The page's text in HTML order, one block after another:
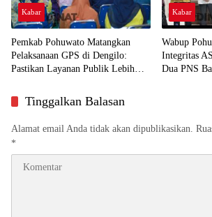
Kabar
Pemkab Pohuwato Matangkan
Pelaksanaan GPS di Dengilo:
Pastikan Layanan Publik Lebih
Kabar
Wabup
Integritas
Dua PNS
Tinggalkan Balasan
Alamat email Anda tidak akan dipublikasikan.
*